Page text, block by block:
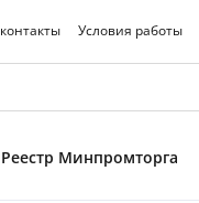
Условия работы
Реестр Минпромторга